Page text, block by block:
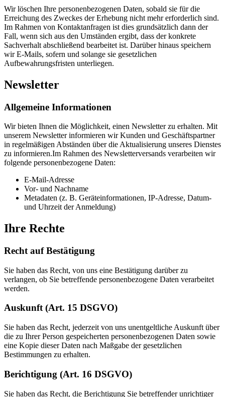
Wir löschen Ihre personenbezogenen Daten, sobald sie für die
Erreichung des Zweckes der Erhebung nicht mehr erforderlich sind.
Im Rahmen von Kontaktanfragen ist dies grundsätzlich dann der
Fall, wenn sich aus den Umständen ergibt, dass der konkrete
Sachverhalt abschließend bearbeitet ist. Darüber hinaus speichern
wir E-Mails, sofern und solange sie gesetzlichen
Aufbewahrungsfristen unterliegen.
Newsletter
Allgemeine Informationen
Wir bieten Ihnen die Möglichkeit, einen Newsletter zu erhalten. Mit
unserem Newsletter informieren wir Kunden und Geschäftspartner
in regelmäßigen Abständen über die Aktualisierung unseres Dienstes
zu informieren.Im Rahmen des Newsletterversands verarbeiten wir
folgende personenbezogene Daten:
E-Mail-Adresse
Vor- und Nachname
Metadaten (z. B. Geräteinformationen, IP-Adresse, Datum-
und Uhrzeit der Anmeldung)
Ihre Rechte
Recht auf Bestätigung
Sie haben das Recht, von uns eine Bestätigung darüber zu
verlangen, ob Sie betreffende personenbezogene Daten verarbeitet
werden.
Auskunft (Art. 15 DSGVO)
Sie haben das Recht, jederzeit von uns unentgeltliche Auskunft über
die zu Ihrer Person gespeicherten personenbezogenen Daten sowie
eine Kopie dieser Daten nach Maßgabe der gesetzlichen
Bestimmungen zu erhalten.
Berichtigung (Art. 16 DSGVO)
Sie haben das Recht, die Berichtigung Sie betreffender unrichtiger